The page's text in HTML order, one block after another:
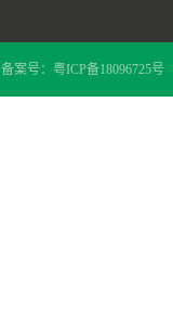
备案号： 粤ICP备18096725号